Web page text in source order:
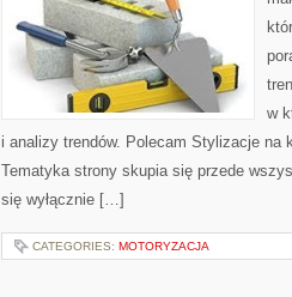
w
i analizy trendów. Polecam Stylizacje
Tematyka strony skupia się przede
się wyłącznie […]
CATEGORIES: MOTORYZACJA